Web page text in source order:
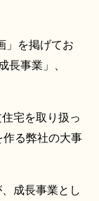
」を掲げてお
長事業」、
宅を取り扱っ
る弊社の大事
成長事業とし